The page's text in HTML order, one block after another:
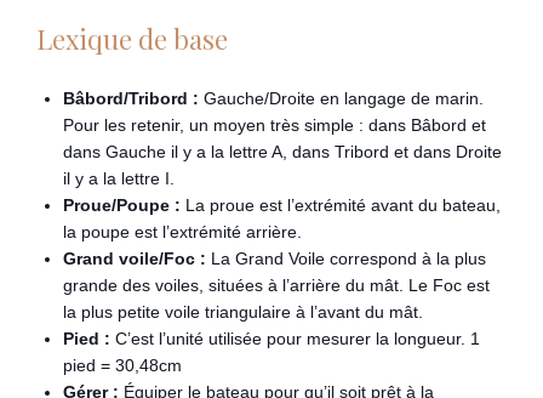
Lexique de base
Bâbord/Tribord : Gauche/Droite en langage de marin.
Pour les retenir, un moyen très simple : dans Bâbord et
dans Gauche il y a la lettre A, dans Tribord et dans Droite
il y a la lettre I.
Proue/Poupe : La proue est l’extrémité avant du bateau,
la poupe est l’extrémité arrière.
Grand voile/Foc : La Grand Voile correspond à la plus
grande des voiles, situées à l’arrière du mât. Le Foc est
la plus petite voile triangulaire à l’avant du mât.
Pied : C’est l’unité utilisée pour mesurer la longueur. 1
pied = 30,48cm
Gérer : Équiper le bateau pour qu’il soit prêt à la